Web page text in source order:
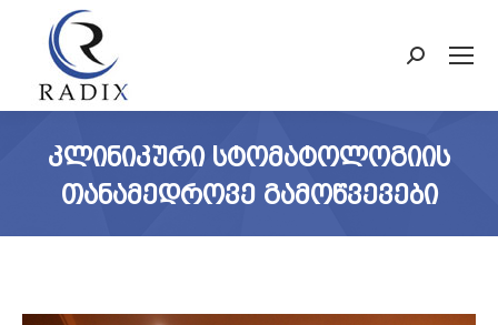
Search:
ᲙᲚᲘᲜᲘᲙᲣᲠᲘ ᲡᲢᲝᲛᲐᲢᲝᲚᲝᲒᲘᲘᲡ
ᲗᲐᲜᲐᲛᲔᲓᲠᲝᲕᲔ ᲒᲐᲛᲝᲬᲕᲔᲕᲔᲑᲘ